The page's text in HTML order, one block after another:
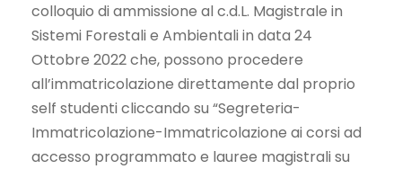
colloquio di ammissione al c.d.L. Magistrale in
Sistemi Forestali e Ambientali in data 24
Ottobre 2022 che, possono procedere
all’immatricolazione direttamente dal proprio
self studenti cliccando su “Segreteria-
Immatricolazione-Immatricolazione ai corsi ad
accesso programmato e lauree magistrali su